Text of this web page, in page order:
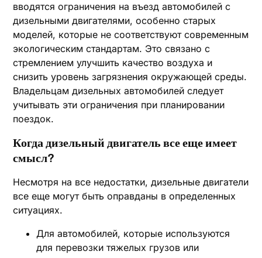
вводятся ограничения на въезд автомобилей с
дизельными двигателями, особенно старых
моделей, которые не соответствуют современным
экологическим стандартам. Это связано с
стремлением улучшить качество воздуха и
снизить уровень загрязнения окружающей среды.
Владельцам дизельных автомобилей следует
учитывать эти ограничения при планировании
поездок.
Когда дизельный двигатель все еще имеет
смысл?
Несмотря на все недостатки, дизельные двигатели
все еще могут быть оправданы в определенных
ситуациях.
Для автомобилей, которые используются
для перевозки тяжелых грузов или